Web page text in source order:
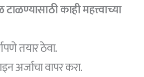
काही महत्त्वाच्या
तयार ठेवा.
अर्जाचा वापर करा.